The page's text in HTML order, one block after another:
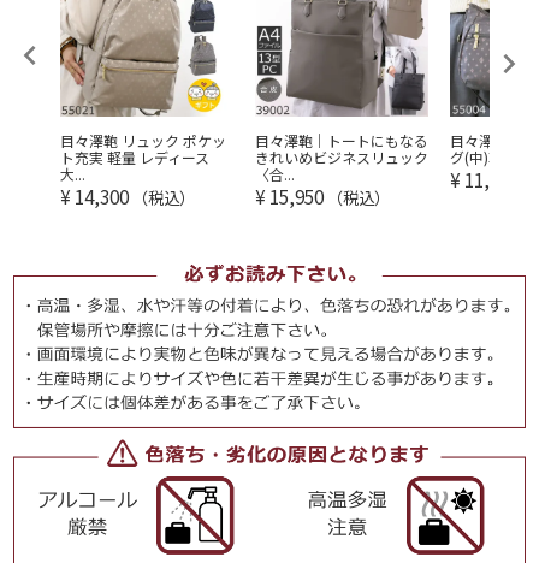
目々澤鞄 リュック ポケッ
ト充実 軽量 レディース
大...
¥ 14,300 （税込）
目々澤鞄｜トートにもなる
きれいめビジネスリュック
〈合...
¥ 15,950 （税込）
目々澤鞄 シ
グ(中)軽量
¥ 11,550